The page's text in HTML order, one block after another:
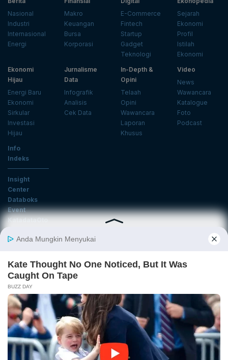
Nasional
Industri
Internasional
Energi
Makro
Keuangan
Bursa
Korporasi
E-Commerce
Fintech
Startup
Gadget
Teknologi
Sejarah
Ekonomi
Profil
Istilah
Ekonomi
Ekonomi
Hijau
Energi Baru
Ekonomi
Sirkular
Investasi
Hijau
Jurnalisme
Data
Infografik
Analisis
Cek Data
In-Depth &
Opini
Telaah
Opini
Wawancara
Laporan
Khusus
Video
News
Wawancara
Katalogue
Foto
Podcast
Info
Indeks
Insight
Center
Databoks
Event
KatadataOto
Email
Tentang Katadata Advertising
Pedoman Media Siber
Kebijakan Privasi
Disclaimer
Hubungi Kami
©2026 Katadata. Hak cipta dilindungi Undang-undang.